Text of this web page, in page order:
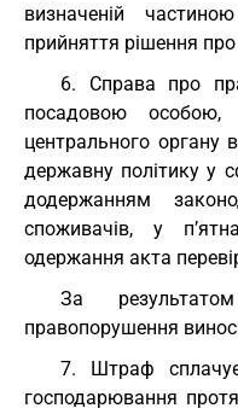
визначеній
прийняття рішення
6. Справа про
посадовою особою,
центрального органу
державну політику у
додержанням
споживачів, у
одержання акта
За
правопорушення
7. Штраф
господарювання